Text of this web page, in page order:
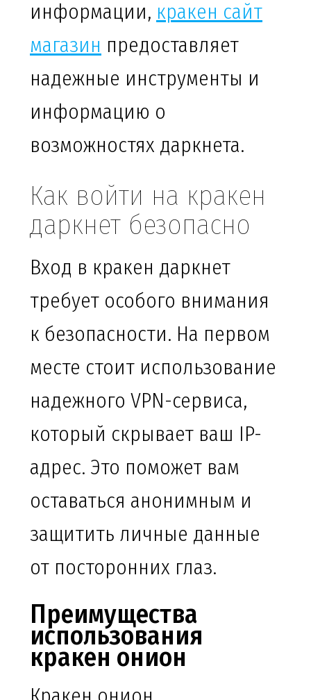
информации, кракен сайт
магазин предоставляет
надежные инструменты и
информацию о
возможностях даркнета.
Как войти на кракен
даркнет безопасно
Вход в кракен даркнет
требует особого внимания
к безопасности. На первом
месте стоит использование
надежного VPN-сервиса,
который скрывает ваш IP-
адрес. Это поможет вам
оставаться анонимным и
защитить личные данные
от посторонних глаз.
Преимущества
использования
кракен онион